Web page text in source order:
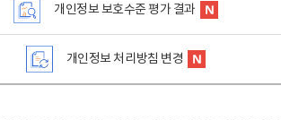
개인정보 보호수준 평가 결과
개인정보 처리방침 변경